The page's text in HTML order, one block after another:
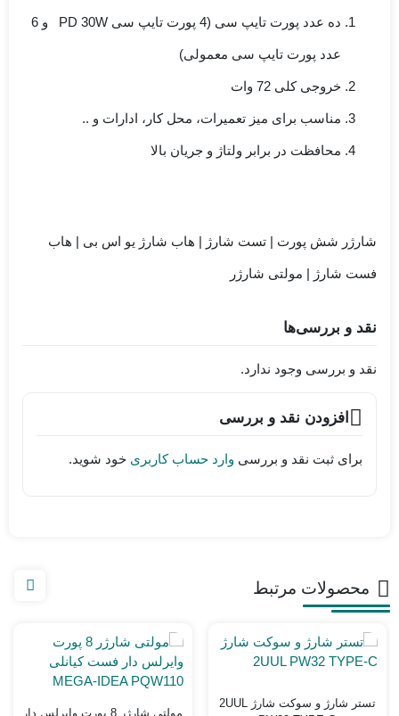
ده عدد پورت تایپ سی (4 پورت تایپ سی PD 30W و 6
عدد پورت تایپ سی معمولی)
خروجی کلی 72 وات
مناسب برای میز تعمیرات، محل کار، ادارات و ..
محافظت در برابر ولتاژ و جریان بالا
شارژر شش پورت | تست شارژ | هاب شارژ یو اس بی | هاب
فست شارژ | مولتی شارژر
نقد و بررسی‌ها
نقد و بررسی وجود ندارد.
افزودن نقد و بررسی
برای ثبت نقد و بررسی وارد حساب کاربری خود شوید.
محصولات مرتبط
تستر شارژ و سوکت شارژ 2UUL
مولتی شارژر 8 پورت وایرلس دار